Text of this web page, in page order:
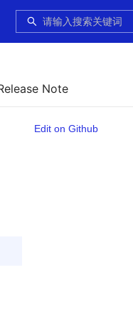
Note
Edit on Github